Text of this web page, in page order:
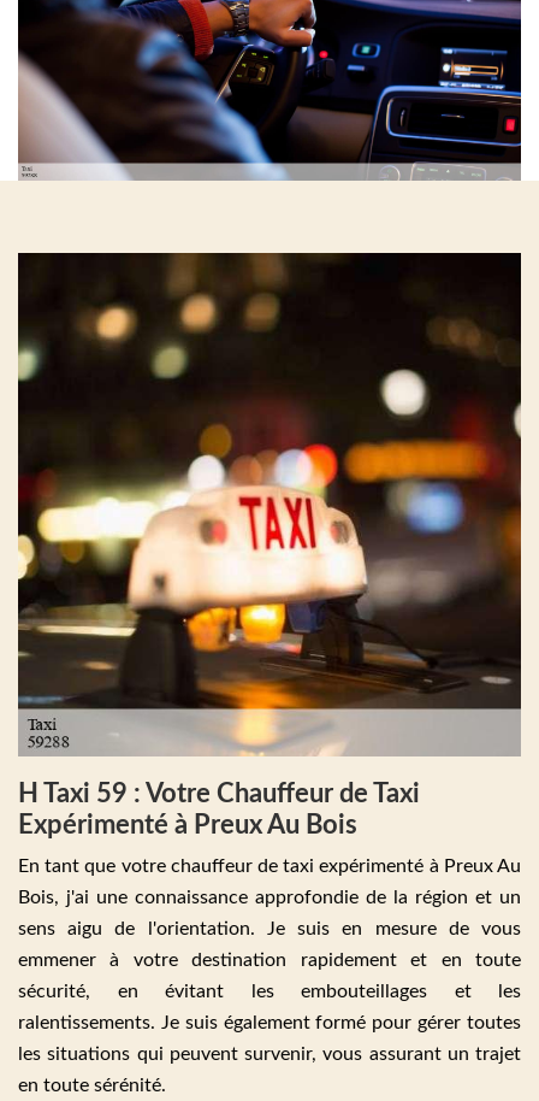
H Taxi 59 : Votre Chauffeur de Taxi
Expérimenté à Preux Au Bois
En tant que votre chauffeur de taxi expérimenté à Preux Au
Bois, j'ai une connaissance approfondie de la région et un
sens aigu de l'orientation. Je suis en mesure de vous
emmener à votre destination rapidement et en toute
sécurité, en évitant les embouteillages et les
ralentissements. Je suis également formé pour gérer toutes
les situations qui peuvent survenir, vous assurant un trajet
en toute sérénité.